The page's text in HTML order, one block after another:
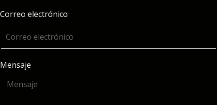
Correo electrónico
Mensaje